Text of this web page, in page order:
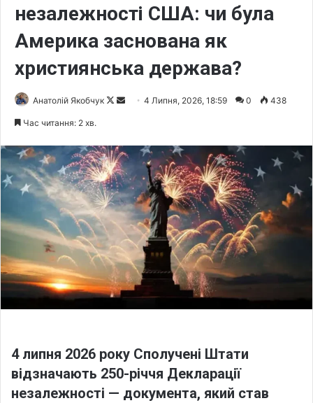
незалежності США: чи була
Америка заснована як
християнська держава?
Анатолій Якобчук
F
l
o
w
o
d
a
n
e
m
a
4 Липня, 2026, 18:59 0 438
Час читання: 2 хв.
4 липня 2026 року Сполучені Штати
відзначають 250-річчя Декларації
незалежності — документа, який став